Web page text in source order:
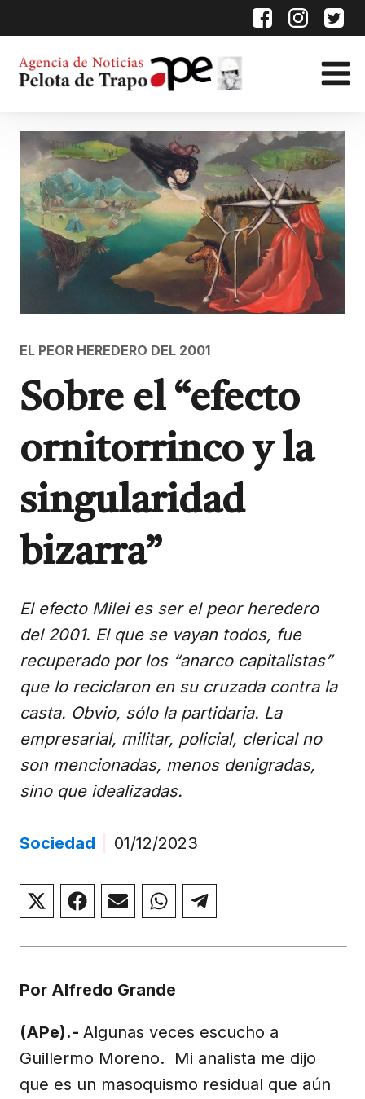
EL PEOR HEREDERO DEL 2001
Sobre el “efecto
ornitorrinco y la
singularidad
bizarra”
El efecto Milei es ser el peor heredero
del 2001. El que se vayan todos, fue
recuperado por los “anarco capitalistas”
que lo reciclaron en su cruzada contra la
casta. Obvio, sólo la partidaria. La
empresarial, militar, policial, clerical no
son mencionadas, menos denigradas,
sino que idealizadas.
Sociedad 01/12/2023
Compartir
en
(Twitter)
Compartir
en
Compartir
en
Compartir
en
Compartir
en
Por Alfredo Grande
(APe).- Algunas veces escucho a
Guillermo Moreno. Mi analista me dijo
que es un masoquismo residual que aún